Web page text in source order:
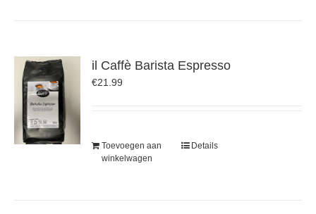
il Caffè Barista Espresso
€21.99
Toevoegen aan
winkelwagen
Details